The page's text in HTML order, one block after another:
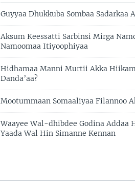
Guyyaa Dhukkuba Sombaa Sadarkaa
Aksum Keessatti Sarbinsi Mirga
Namoomaa Itiyoophiyaa
Hidhamaa Manni Murtii Akka
Danda’aa?
Mootummaan Somaaliyaa Filannoo
Waayee Wal-dhibdee Godina Addaa
Yaada Wal Hin Simanne Kennan